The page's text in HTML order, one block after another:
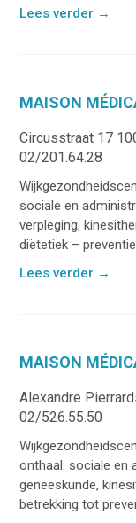
Lees verder →
MAISON
Circusstraat 17
02/201.64.28
sociale en
verpleging,
diëtetiek –
Lees verder →
MAISON
Alexandre
02/526.55.50
onthaal: sociale en
geneeskunde,
betrekking tot